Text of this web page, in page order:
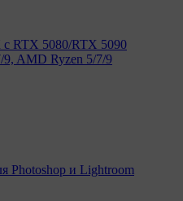
RTX 5080/RTX 5090
AMD Ryzen 5/7/9
Photoshop и Lightroom